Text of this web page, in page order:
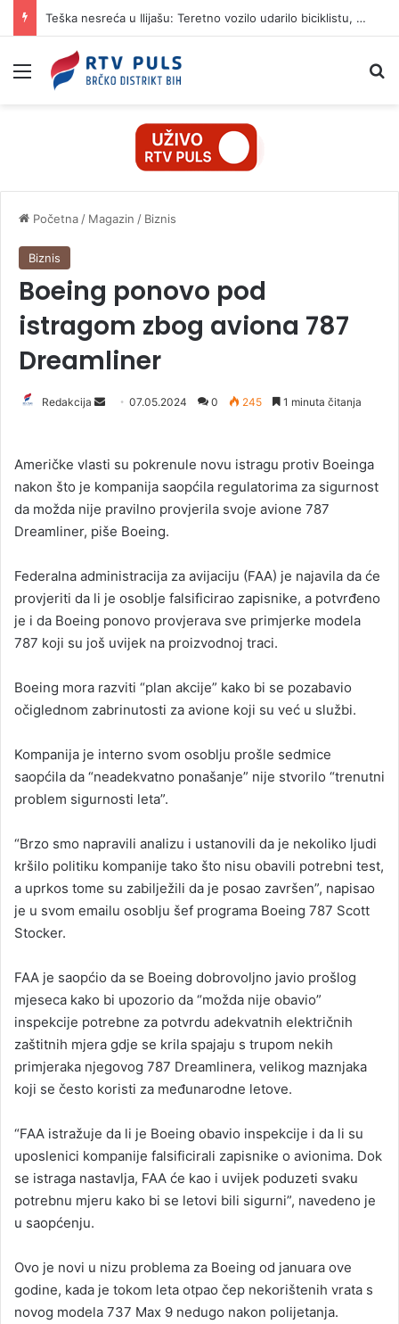
Teška nesreća u Ilijašu: Teretno vozilo udarilo biciklistu, 75-godišnjak zadržan u bolnici
Izbornik
Početna / Magazin / Biznis
Biznis
Boeing ponovo pod
istragom zbog aviona 787
Dreamliner
Redakcija
d
a
n
e
a
i
l
07.05.2024 0 245 1 minuta čitanja
Američke vlasti su pokrenule novu istragu protiv Boeinga
nakon što je kompanija saopćila regulatorima za sigurnost
da možda nije pravilno provjerila svoje avione 787
Dreamliner, piše Boeing.
Federalna administracija za avijaciju (FAA) je najavila da će
provjeriti da li je osoblje falsificirao zapisnike, a potvrđeno
je i da Boeing ponovo provjerava sve primjerke modela
787 koji su još uvijek na proizvodnoj traci.
Boeing mora razviti “plan akcije” kako bi se pozabavio
očiglednom zabrinutosti za avione koji su već u službi.
Kompanija je interno svom osoblju prošle sedmice
saopćila da “neadekvatno ponašanje” nije stvorilo “trenutni
problem sigurnosti leta”.
“Brzo smo napravili analizu i ustanovili da je nekoliko ljudi
kršilo politiku kompanije tako što nisu obavili potrebni test,
a uprkos tome su zabilježili da je posao završen”, napisao
je u svom emailu osoblju šef programa Boeing 787 Scott
Stocker.
FAA je saopćio da se Boeing dobrovoljno javio prošlog
mjeseca kako bi upozorio da “možda nije obavio”
inspekcije potrebne za potvrdu adekvatnih električnih
zaštitnih mjera gdje se krila spajaju s trupom nekih
primjeraka njegovog 787 Dreamlinera, velikog maznjaka
koji se često koristi za međunarodne letove.
“FAA istražuje da li je Boeing obavio inspekcije i da li su
uposlenici kompanije falsificirali zapisnike o avionima. Dok
se istraga nastavlja, FAA će kao i uvijek poduzeti svaku
potrebnu mjeru kako bi se letovi bili sigurni”, navedeno je
u saopćenju.
Ovo je novi u nizu problema za Boeing od januara ove
godine, kada je tokom leta otpao čep nekorištenih vrata s
novog modela 737 Max 9 nedugo nakon polijetanja.